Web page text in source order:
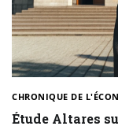
CHRONIQUE DE
Étude Altares